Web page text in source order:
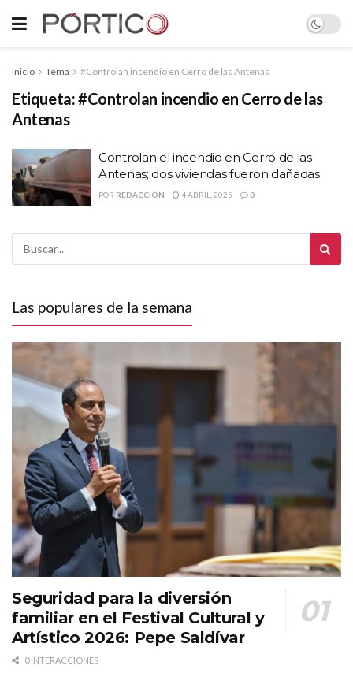
Inicio Tema #Controlan incendio en Cerro de las Antenas
Etiqueta:#Controlan incendio en Cerro de las
Antenas
Controlan el incendio en Cerro de las
Antenas; dos viviendas fueron dañadas
POR REDACCIÓN 4 ABRIL, 2025 0
Las populares de la semana
Seguridad para la diversión
familiar en el Festival Cultural y
Artístico 2026: Pepe Saldívar
0 INTERACCIONES